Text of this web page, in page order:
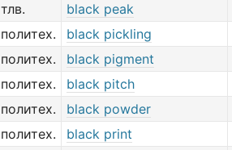
тлв.
black peak
политех.
black pickling
политех.
black pigment
политех.
black pitch
политех.
black powder
политех.
black print